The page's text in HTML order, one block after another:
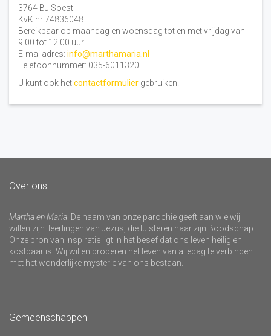
3764 BJ Soest
KvK nr 74836048
Bereikbaar op maandag en woensdag tot en met vrijdag van
9.00 tot 12.00 uur.
E-mailadres: info@marthamaria.nl
Telefoonnummer: 035-6011320
U kunt ook hetcontactformulier gebruiken.
Over ons
Martha en Maria . De naam van onze parochie geeft aan wie wij
willen zijn: leerlingen van Jezus, die luisteren naar zijn Boodschap.
Onze bron van inspiratie ligt in het besef dat ons leven heilig en
kostbaar is. Wij willen proberen het leven van alledag te verbinden
met het wonderlijke mysterie van ons bestaan.
Gemeenschappen